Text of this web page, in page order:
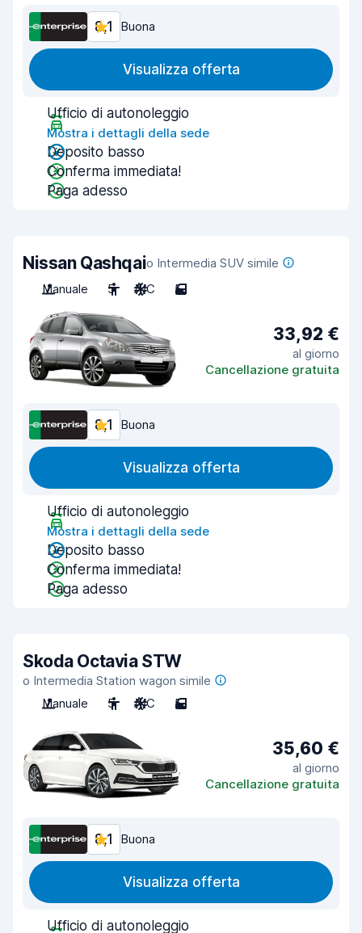
8,1 Buona
Visualizza offerta
Ufficio di autonoleggio
Mostra i dettagli della sede
Deposito basso
Conferma immediata!
Paga adesso
Nissan Qashqaio Intermedia SUV simile
Manuale
5 A/C 5
33,92 €
al giorno
Cancellazione gratuita
8,1 Buona
Visualizza offerta
Ufficio di autonoleggio
Mostra i dettagli della sede
Deposito basso
Conferma immediata!
Paga adesso
Skoda Octavia STW
o Intermedia Station wagon simile
Manuale
5 A/C 5
35,60 €
al giorno
Cancellazione gratuita
8,1 Buona
Visualizza offerta
Ufficio di autonoleggio